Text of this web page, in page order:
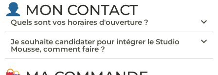
MON CONTACT
Quels sont vos horaires d'ouverture ?
Je souhaite candidater pour intégrer le Studio
Mousse, comment faire ?